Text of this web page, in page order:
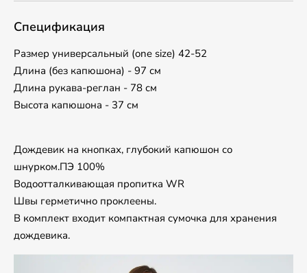
Спецификация
Размер универсальный (one size) 42-52
Длина (без капюшона) - 97 см
Длина рукава-реглан - 78 см
Высота капюшона - 37 см
Дождевик на кнопках, глубокий капюшон со
шнурком.ПЭ 100%
Водоотталкивающая пропитка WR
Швы герметично проклеены.
В комплект входит компактная сумочка для хранения
дождевика.